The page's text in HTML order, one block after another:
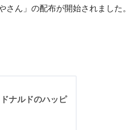
ん」の配布が開始されました。
ナルドのハッピ